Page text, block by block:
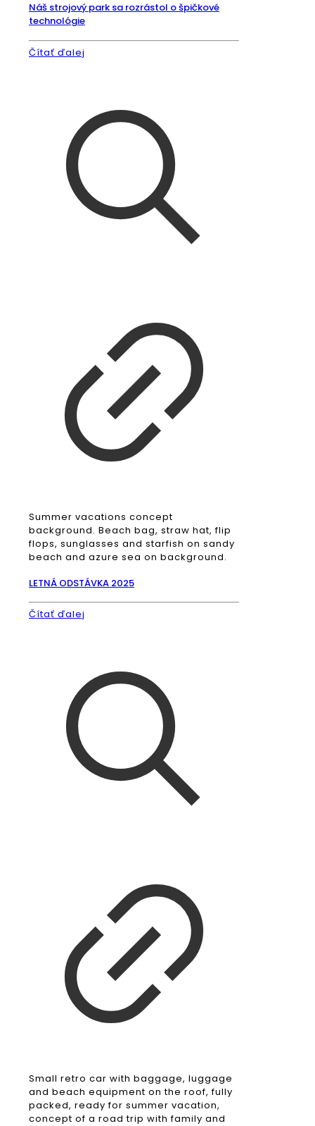
Náš strojový park sa rozrástol o špičkové
technológie
Čítať ďalej
Summer vacations concept
background. Beach bag, straw hat, flip
flops, sunglasses and starfish on sandy
beach and azure sea on background.
LETNÁ ODSTÁVKA 2025
Čítať ďalej
Small retro car with baggage, luggage
and beach equipment on the roof, fully
packed, ready for summer vacation,
concept of a road trip with family and